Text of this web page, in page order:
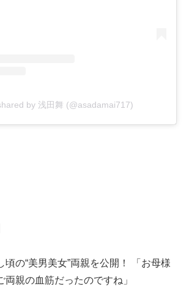
by 浅田舞 (@asadamai717)
頃の“美男美女”両親を公開！ 「お母様
両親の血筋だったのですね」